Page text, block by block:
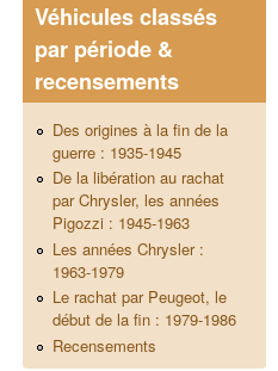
Véhicules classés
par période &
recensements
Des origines à la fin de la
guerre : 1935-1945
De la libération au rachat
par Chrysler, les années
Pigozzi : 1945-1963
Les années Chrysler :
1963-1979
Le rachat par Peugeot, le
début de la fin : 1979-1986
Recensements